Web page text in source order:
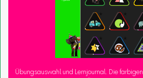
Übungsauswahl und Lernjournal. Die